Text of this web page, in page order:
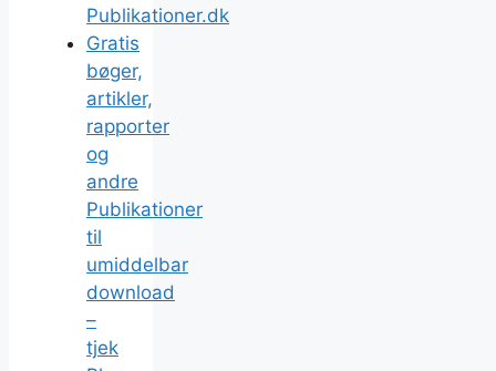
Publikationer.dk
Gratis
bøger,
artikler,
rapporter
og
andre
Publikationer
til
umiddelbar
download
–
tjek